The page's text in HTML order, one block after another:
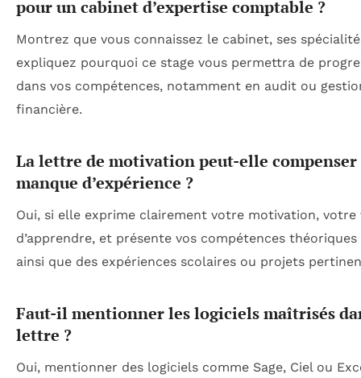
pour un cabinet d’expertise comptable ?
Montrez que vous connaissez le cabinet, ses
expliquez pourquoi ce stage vous permettra de
dans vos compétences, notamment en audit ou
financière.
La lettre de motivation peut-elle compenser
manque d’expérience ?
Oui, si elle exprime clairement votre motivation, votre
d’apprendre, et présente vos compétences théoriques
ainsi que des expériences scolaires ou projets
Faut-il mentionner les logiciels maîtrisés
lettre ?
Oui, mentionner des logiciels comme Sage, Ciel ou